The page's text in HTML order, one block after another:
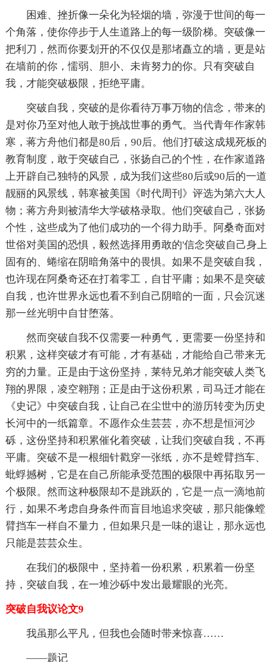
困难、挫折像一朵化为轻烟的墙，弥漫于世间的每一
个角落，使你停步于人生道路上的每一级阶梯。突破像一
把利刀，然而你要划开的不仅仅是那堵矗立的墙，更是站
在墙前的你，懦弱、胆小、未肯努力的你。只有突破自
我，才能突破极限，拒绝平庸。
突破自我，突破的是你看待万事万物的信念，带来的
是对你乃至对他人敢于挑战世事的勇气。当代青年作家韩
寒，蒋方舟他们都是80后，90后。他们打破这成规死板的
教育制度，敢于突破自己，张扬自己的个性，在作家道路
上开辟自己独特的风景，成为我们这些80后或90后的一道
靓丽的风景线，韩寒被美国《时代周刊》评选为第六大人
物；蒋方舟则被清华大学破格录取。他们突破自己，张扬
个性，这些成为了他们成功的一个得力助手。阿桑奇面对
世俗对美国的恐惧，毅然选择用勇敢的'信念突破自己身上
固有的、蜷缩在阴暗角落中的畏惧。如果不是突破自我，
也许现在阿桑奇还在打着零工，自甘平庸；如果不是突破
自我，也许世界永远也看不到自己阴暗的一面，只会沉迷
那一丝光明中自甘堕落。
然而突破自我不仅需要一种勇气，更需要一份坚持和
积累，这样突破才有可能，才有基础，才能给自己带来无
穷的力量。正是由于这份坚持，莱特兄弟才能突破人类飞
翔的界限，凌空翱翔；正是由于这份积累，司马迁才能在
《史记》中突破自我，让自己在尘世中的游历转变为历史
长河中的一纸篇章。不愿作众生芸芸，亦不想是恒河沙
砾，这份坚持和积累催化着突破，让我们突破自我，不再
平庸。突破不是一根细针戳穿一张纸，亦不是螳臂挡车、
蚍蜉撼树，它是在自己所能承受范围的极限中再拓取另一
个极限。然而这种极限却不是跳跃的，它是一点一滴地前
行，如果不考虑自身条件而盲目地追求突破，那只能像螳
臂挡车一样自不量力，但如果只是一味的退让，那永远也
只能是芸芸众生。
在我们的极限中，坚持着一份积累，积累着一份坚
持，突破自我，在一堆沙砾中发出最耀眼的光亮。
突破自我议论文9
我虽那么平凡，但我也会随时带来惊喜……
——题记